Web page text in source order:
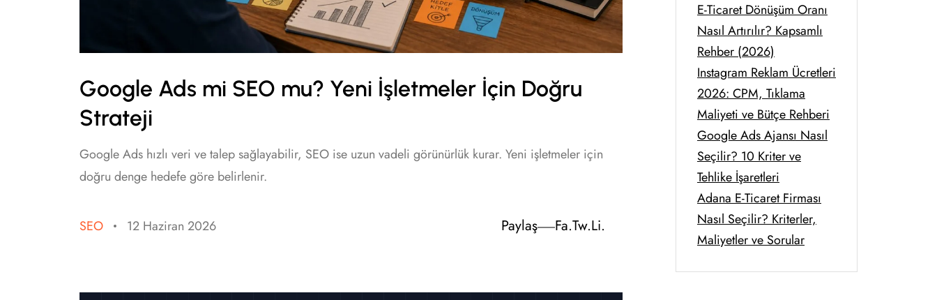
Google Ads mi SEO mu? Yeni İşletmeler İçin Doğru
Strateji
Google Ads hızlı veri ve talep sağlayabilir, SEO ise uzun vadeli görünürlük kurar. Yeni işletmeler için
doğru denge hedefe göre belirlenir.
SEO 12 Haziran 2026 Paylaş Fa.Tw.Li.
E-Ticaret Dönüşüm Oranı
Nasıl Artırılır? Kapsamlı
Rehber (2026)
Instagram Reklam Ücretleri
2026: CPM, Tıklama
Maliyeti ve Bütçe Rehberi
Google Ads Ajansı Nasıl
Seçilir? 10 Kriter ve
Tehlike İşaretleri
Adana E-Ticaret Firması
Nasıl Seçilir? Kriterler,
Maliyetler ve Sorular